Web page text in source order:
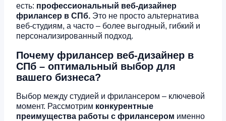
есть: профессиональный веб-дизайнер
фрилансер в СПб. Это не просто альтернатива
веб-студиям, а часто – более выгодный, гибкий и
персонализированный подход.
Почему фрилансер веб-дизайнер в
СПб – оптимальный выбор для
вашего бизнеса?
Выбор между студией и фрилансером – ключевой
момент. Рассмотрим конкурентные
преимущества работы с фрилансером именно